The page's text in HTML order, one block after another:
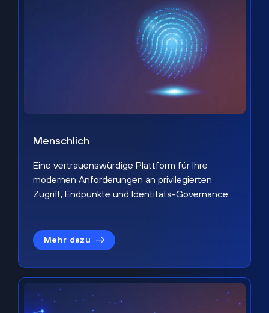
Menschlich
Eine vertrauenswürdige Plattform für Ihre
modernen Anforderungen an privilegierten
Zugriff, Endpunkte und Identitäts-Governance.
Mehr dazu